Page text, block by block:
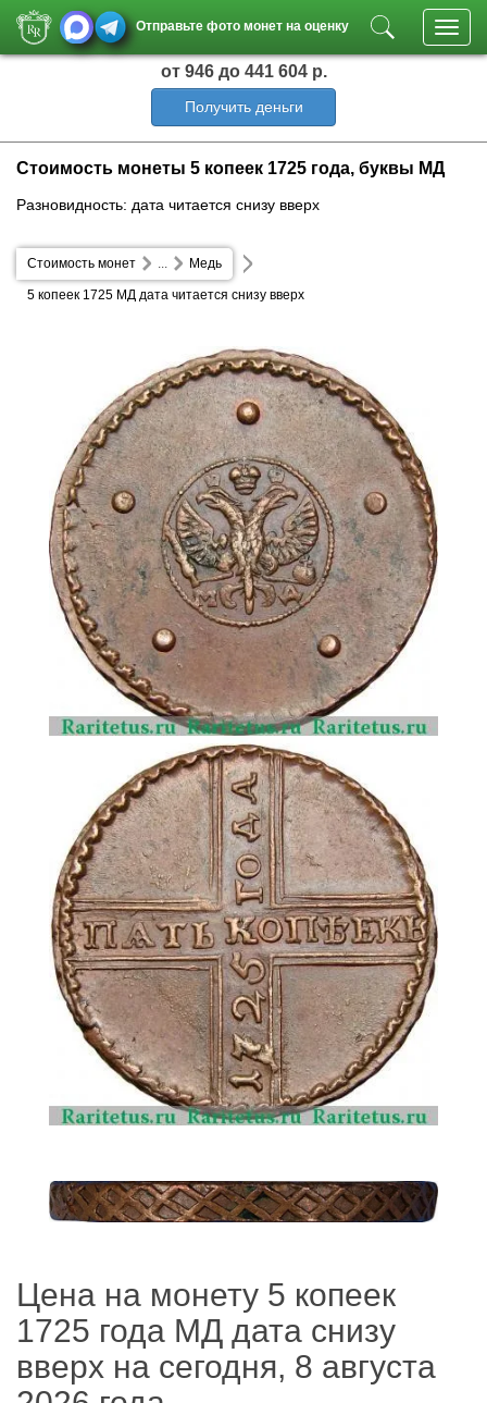
Отправьте фото монет на оценку
от 946 до 441 604 р.
Получить деньги
Стоимость монеты 5 копеек 1725 года, буквы МД
Разновидность: дата читается снизу вверх
Стоимость монет Медь
...
5 копеек 1725 МД дата читается снизу вверх
Цена на монету 5 копеек
1725 года МД дата снизу
вверх на сегодня, 8 августа